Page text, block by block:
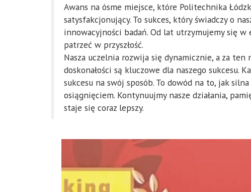
Awans na ósme miejsce, które Politechnika
satysfakcjonujący. To sukces, który świadczy o
innowacyjności badań. Od lat utrzymujemy się
patrzeć w przyszłość.
Nasza uczelnia rozwija się dynamicznie, a za ten
doskonałości są kluczowe dla naszego sukcesu.
sukcesu na swój sposób. To dowód na to, jak
osiągnięciem. Kontynuujmy nasze działania,
staje się coraz lepszy.